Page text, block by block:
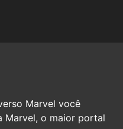
Marvel você
Marvel, o maior portal